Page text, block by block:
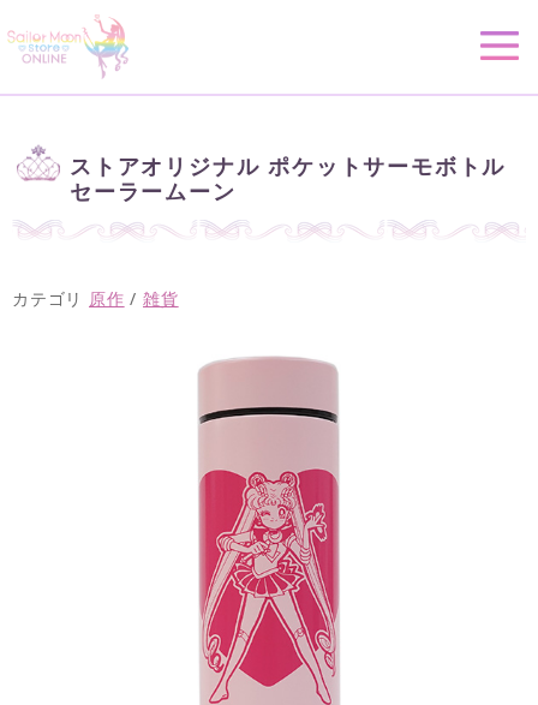
ストアオリジナル ポケットサーモボトル
セーラームーン
カテゴリ 原作 /雑貨